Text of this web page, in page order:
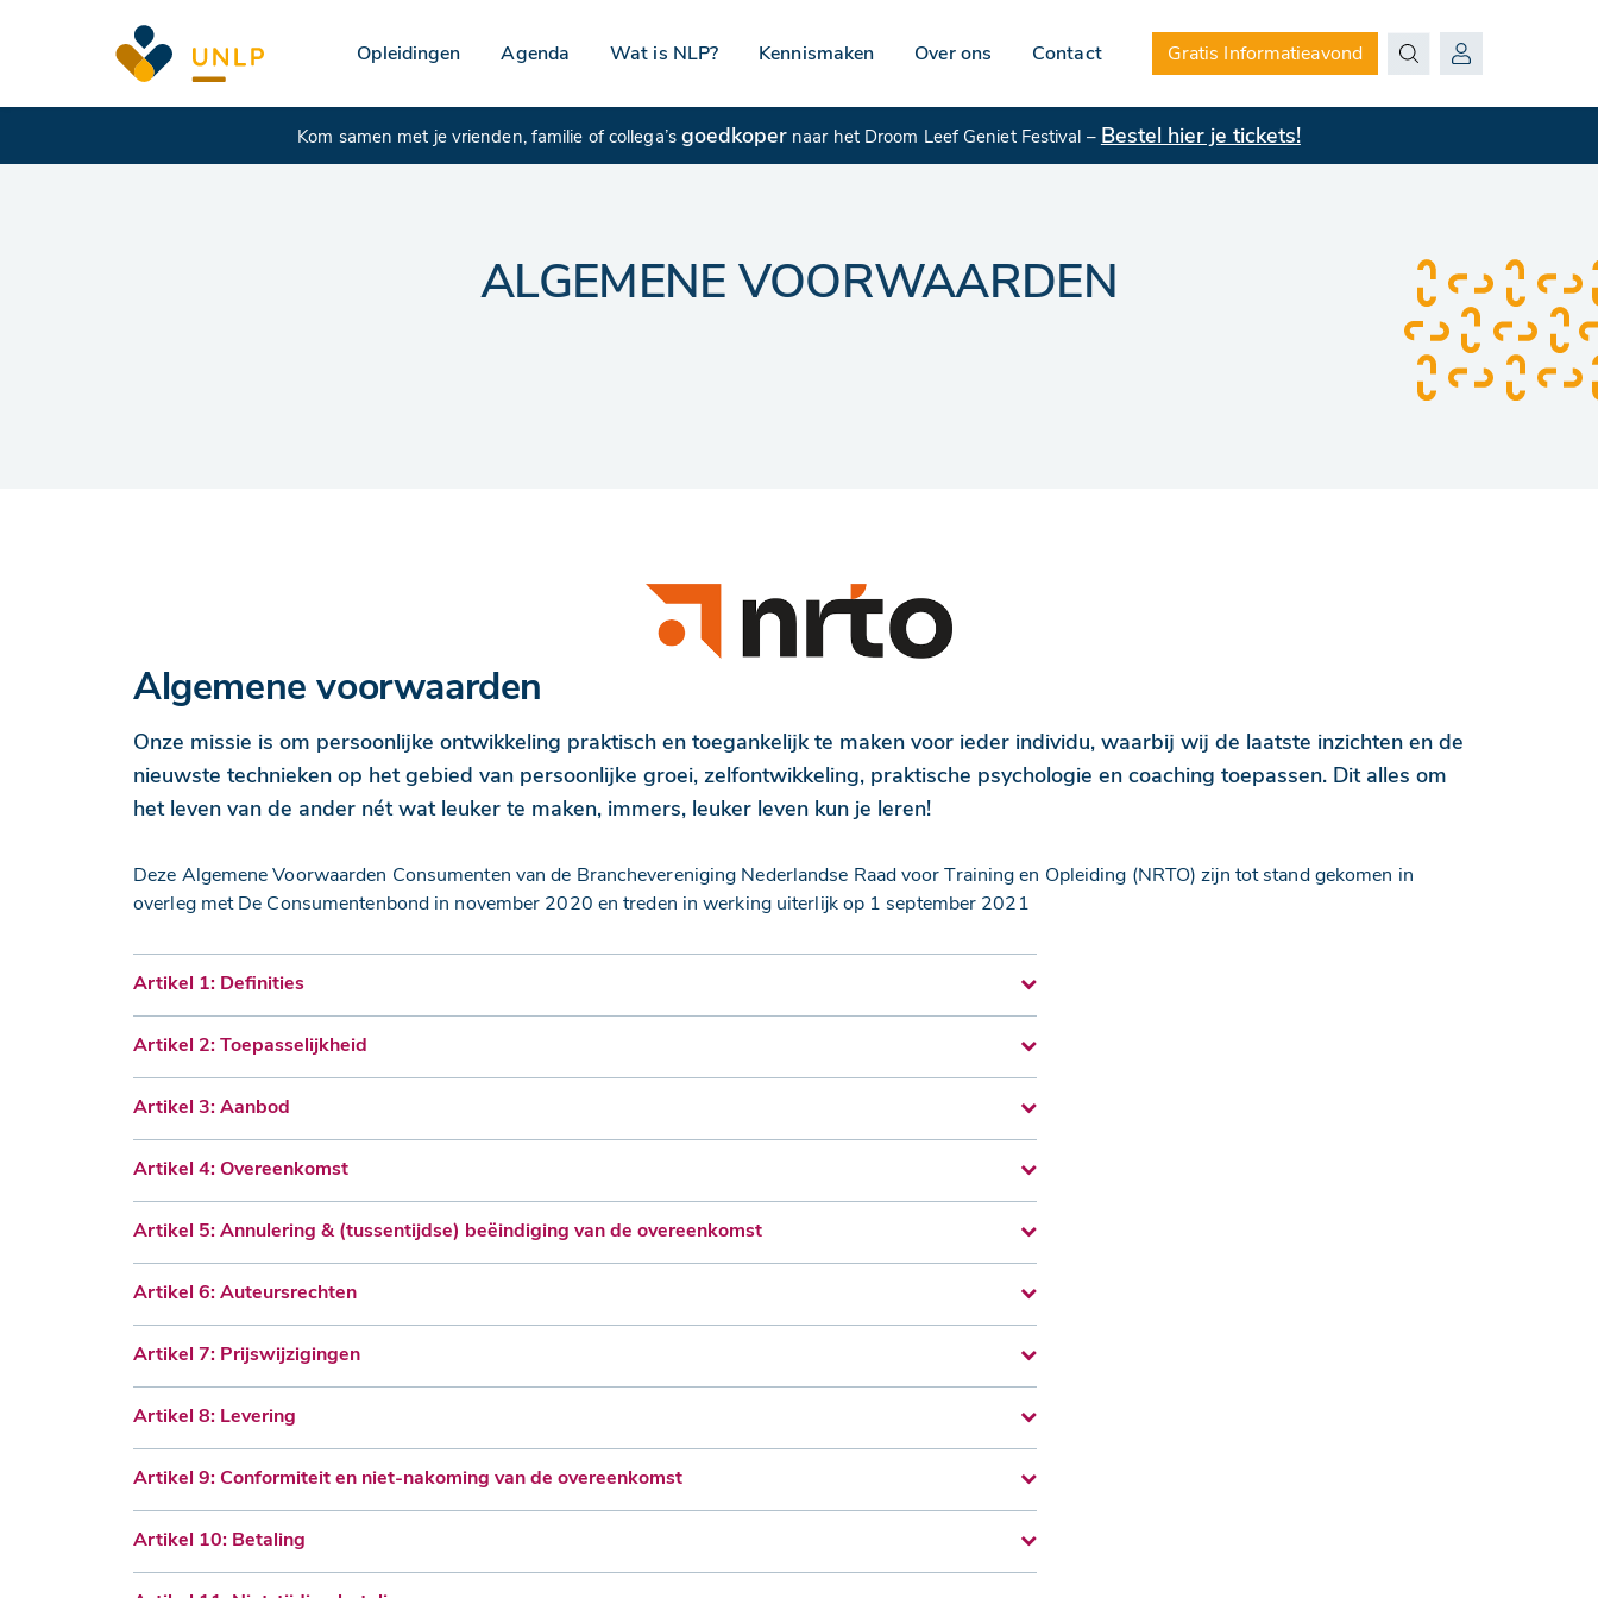
Opleidingen Agenda Wat is NLP? Kennismaken Over ons Contact Gratis Informatieavond
Kom samen met je vrienden, familie of collega’s goedkopernaar het Droom Leef Geniet Festival – Bestel hier je tickets!
ALGEMENE VOORWAARDEN
Algemene voorwaarden
Onze missie is om persoonlijke ontwikkeling praktisch en toegankelijk te maken voor ieder individu, waarbij wij de laatste inzichten en de
nieuwste technieken op het gebied van persoonlijke groei, zelfontwikkeling, praktische psychologie en coaching toepassen. Dit alles om
het leven van de ander nét wat leuker te maken, immers, leuker leven kun je leren!
Deze Algemene Voorwaarden Consumenten van de Branchevereniging Nederlandse Raad voor Training en Opleiding (NRTO) zijn tot stand gekomen in
overleg met De Consumentenbond in november 2020 en treden in werking uiterlijk op 1 september 2021
Artikel 1: Definities
Artikel 2: Toepasselijkheid
Artikel 3: Aanbod
Artikel 4: Overeenkomst
Artikel 5: Annulering & (tussentijdse) beëindiging van de overeenkomst
Artikel 6: Auteursrechten
Artikel 7: Prijswijzigingen
Artikel 8: Levering
Artikel 9: Conformiteit en niet-nakoming van de overeenkomst
Artikel 10: Betaling